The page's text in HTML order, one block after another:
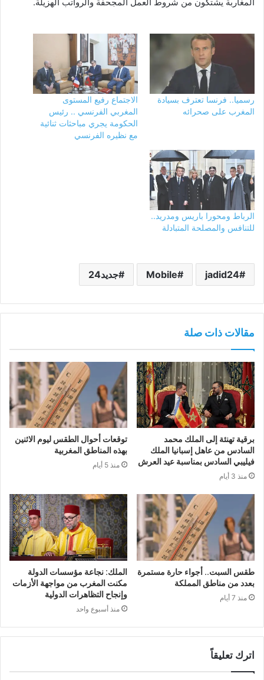
رسميا.. فرنسا تعترف بسيادة
المغرب على صحرائه
الاجتماع رفيع المستوى
المغربي الفرنسي .. رئيس
الحكومة يجري مباحثات ثنائية
مع نظيره الفرنسي
الرباط ومحورا باريس ومدريد..
للتنافس والمصلحة المتبادلة
jadid24
Mobile جديد24
مقالات ذات صلة
برقية تهنئة إلى الملك محمد
السادس من عاهل إسبانيا الملك
فيليبي السادس بمناسبة عيد العرش
منذ 3 أيام
توقعات أحوال الطقس ليوم الاثنين
بهذه المناطق المغربية
منذ 5 أيام
طقس السبت.. أجواء حارة مستمرة
بعدد من مناطق المملكة
منذ 7 أيام
الملك: نجاعة مؤسسات الدولة
مكنت المغرب من مواجهة الأزمات
وإنجاح التظاهرات الدولية
منذ أسبوع واحد
اترك تعليقاً